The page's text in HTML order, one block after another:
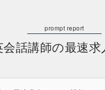
会話講師の最速求